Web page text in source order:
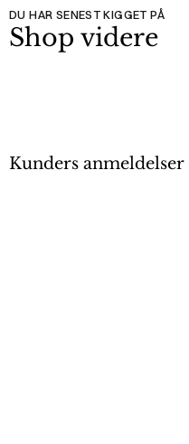
DU HAR SENEST KIGGET PÅ
Shop videre
Kunders